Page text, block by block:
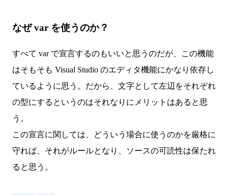
なぜ var を使うのか？
すべて var で宣言するのもいいと思うのだが、この機能
はそもそも Visual Studio のエディタ機能にかなり依存し
ているように思う。だから、文字として左辺をそれぞれ
の型にするというのはそれなりにメリットはあると思
う。
この宣言に関しては、どういう場合に使うのかを厳格に
守れば、それがルールとなり、ソースの可読性は保たれ
ると思う。